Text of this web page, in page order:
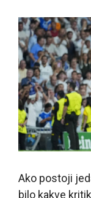
Ako postoji
bilo kakve